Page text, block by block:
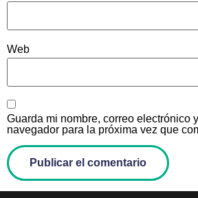
Web
Guarda mi nombre, correo electrónico
navegador para la próxima vez que